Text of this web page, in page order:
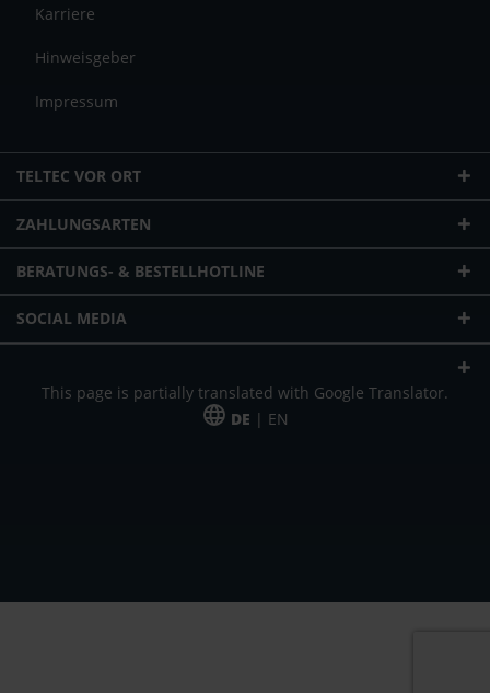
Karriere
Hinweisgeber
Impressum
TELTEC VOR ORT
ZAHLUNGSARTEN
BERATUNGS- & BESTELLHOTLINE
SOCIAL MEDIA
This page is partially translated with Google Translator.
DE | EN